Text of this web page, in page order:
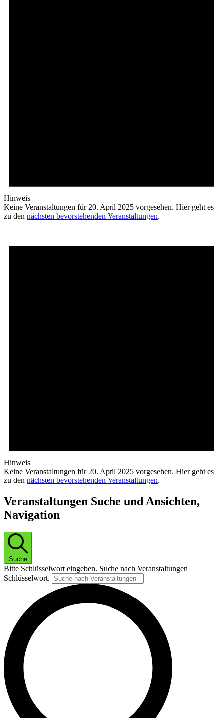
Hinweis
Keine Veranstaltungen für 20. April 2025 vorgesehen. Hier geht es
zu den nächsten bevorstehenden Veranstaltungen.
Hinweis
Keine Veranstaltungen für 20. April 2025 vorgesehen. Hier geht es
zu den nächsten bevorstehenden Veranstaltungen.
Veranstaltungen Suche und Ansichten,
Navigation
Suche
Bitte Schlüsselwort eingeben. Suche nach Veranstaltungen
Schlüsselwort.